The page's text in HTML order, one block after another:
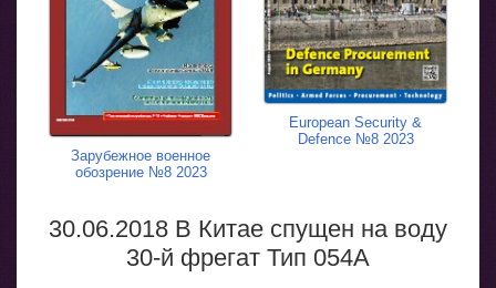
Зарубежное военное
обозрение №8 2023
European Security &
Defence №8 2023
30.06.2018 В Китае спущен на воду
30-й фрегат Тип 054А